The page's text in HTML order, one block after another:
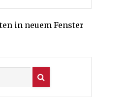
in neuem Fenster